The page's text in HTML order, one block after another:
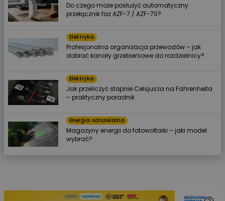
Do czego może posłużyć automatyczny
przełącznik faz AZF-7 / AZF-7S?
Elektryka
Profesjonalna organizacja przewodów – jak
dobrać kanały grzebieniowe do rozdzielnicy?
Elektryka
Jak przeliczyć stopnie Celsjusza na Fahrenheita
– praktyczny poradnik
Energia odnawialna
Magazyny energii do fotowoltaiki – jaki model
wybrać?